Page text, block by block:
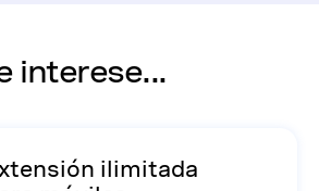
interese...
ilimitada